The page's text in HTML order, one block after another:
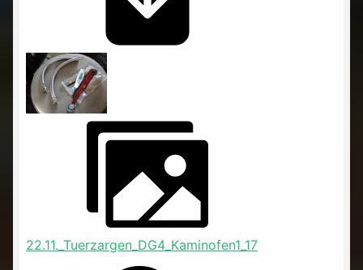
22.11._Tuerzargen_DG4_Kaminofen1_17